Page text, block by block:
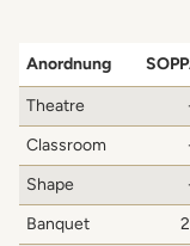
Anordnung
Theatre
Classroom
Shape
Banquet